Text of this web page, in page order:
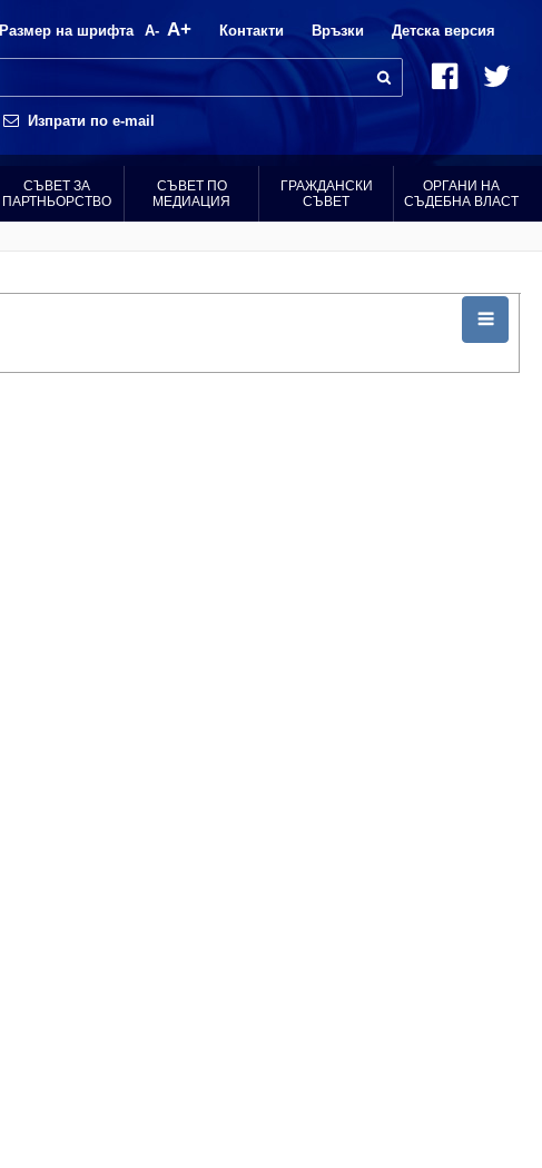
Размер на шрифта A- A+ Контакти Връзки Детска версия
Изпрати по e-mail
СЪВЕТ ЗА
ПАРТНЬОРСТВО
СЪВЕТ ПО
МЕДИАЦИЯ
ГРАЖДАНСКИ
СЪВЕТ
ОРГАНИ НА
СЪДЕБНА ВЛАСТ